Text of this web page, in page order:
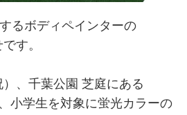
るボディペインターの
す。
、千葉公園 芝庭にある
小学生を対象に蛍光カラーの